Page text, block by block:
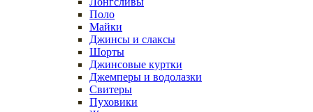
Поло
Майки
Джинсы и слаксы
Шорты
Джинсовые куртки
Джемперы и водолазки
Свитеры
Пуховики